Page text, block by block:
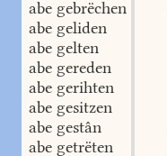
abe gebrëchen
abe geliden
abe gelten
abe gereden
abe gerihten
abe gesitzen
abe gestân
abe getrëten